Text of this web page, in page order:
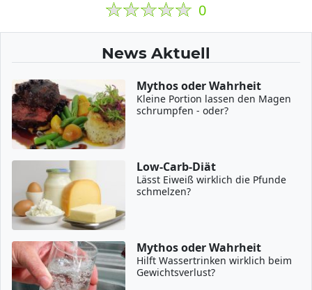
0
News Aktuell
Mythos oder Wahrheit
Kleine Portion lassen den Magen
schrumpfen - oder?
Low-Carb-Diät
Lässt Eiweiß wirklich die Pfunde
schmelzen?
Mythos oder Wahrheit
Hilft Wassertrinken wirklich beim
Gewichtsverlust?